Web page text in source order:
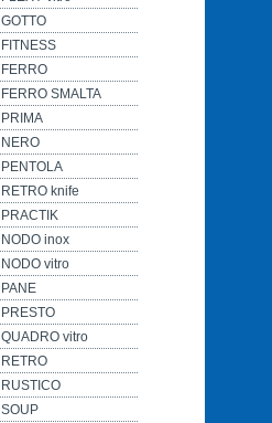
GOTTO
FITNESS
FERRO
FERRO SMALTA
PRIMA
NERO
PENTOLA
RETRO knife
PRACTIK
NODO inox
NODO vitro
PANE
PRESTO
QUADRO vitro
RETRO
RUSTICO
SOUP